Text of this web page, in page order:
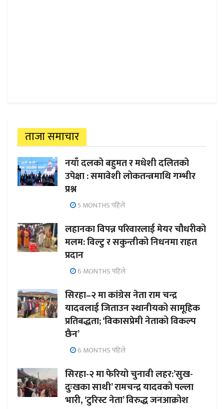
ताजा समाचार
नयाँ दलको बहुमत र मधेशी दलितको
उपेक्षा : समावेशी लोकतन्त्रमाथि गम्भीर
प्रश्न
5 MONTHS पहिले
लहानका विपन्न परिवारलाई मेयर चौधरीको
मलम: विल्टु र सकुन्तीको निधनमा राहत
प्रदान
6 MONTHS पहिले
सिरहा–२ मा कांग्रेस नेता राम चन्द्र
यादवलाई जिताउन स्थानीयको सामूहिक
प्रतिबद्धता; ‘विकासप्रेमी नेताको विकल्प
छैन’
6 MONTHS पहिले
सिरहा-२ मा फेरियो चुनावी लहर:’सुख-
दुःखका साथी’ रामचन्द्र यादवको पल्ला
भारी, ‘टुरिस्ट नेता’ विरुद्ध जनआक्रोश